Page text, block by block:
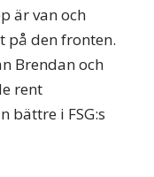
är van och
på den fronten.
Brendan och
rent
bättre i FSG:s